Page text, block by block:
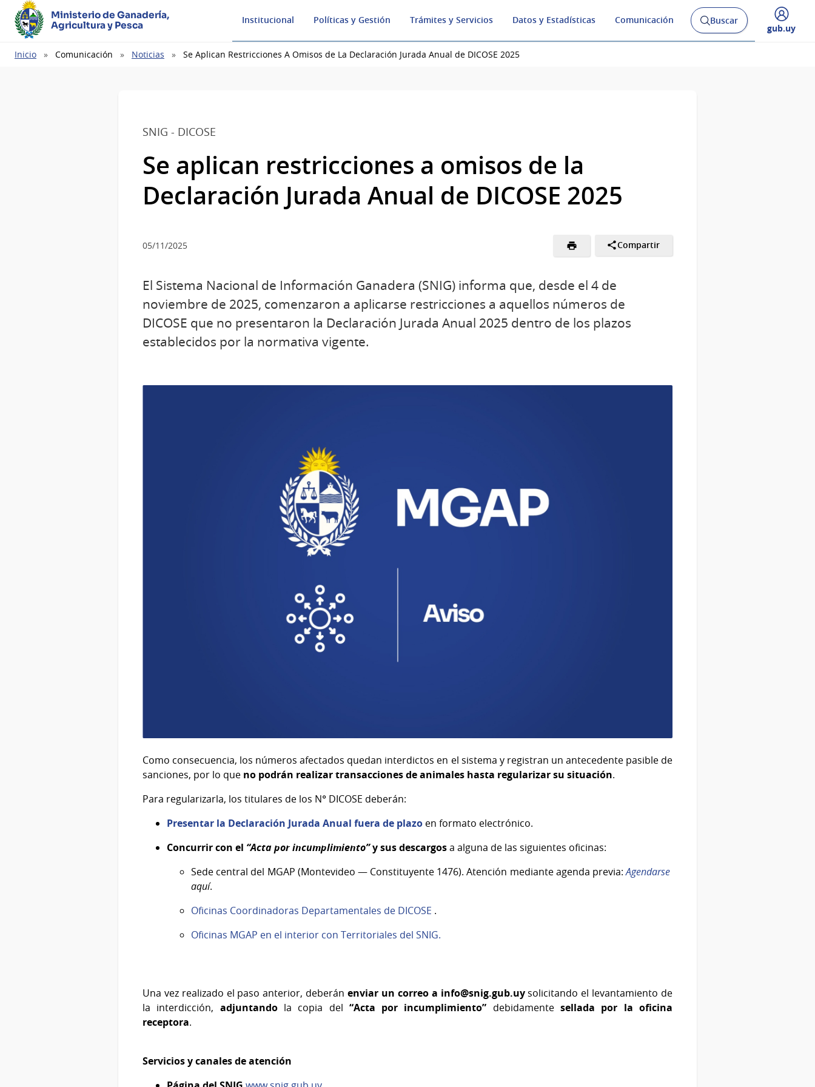
Ministerio de Ganadería,
Agricultura y Pesca
Institucional Políticas y Gestión Trámites y Servicios Datos y Estadísticas Comunicación
Abrir
buscador
Buscar
Desplegar
gub.uy
Ruta
Inicio Comunicación Noticias Se Aplican Restricciones A Omisos de La Declaración Jurada Anual de DICOSE 2025
SNIG - DICOSE
Se aplican restricciones a omisos de la
Declaración Jurada Anual de DICOSE 2025
05/11/2025 Compartir
El Sistema Nacional de Información Ganadera (SNIG) informa que, desde el 4 de
noviembre de 2025, comenzaron a aplicarse restricciones a aquellos números de
DICOSE que no presentaron la Declaración Jurada Anual 2025 dentro de los plazos
establecidos por la normativa vigente.
Como consecuencia, los números afectados quedan interdictos en el sistema y registran un antecedente pasible de
sanciones, por lo que no podrán realizar transacciones de animales hasta regularizar su situación.
Para regularizarla, los titulares de los N° DICOSE deberán:
Presentar la Declaración Jurada Anual fuera de plazo en formato electrónico.
Concurrir con el “Acta por incumplimiento”y sus descargosa alguna de las siguientes oficinas:
Sede central del MGAP (Montevideo — Constituyente 1476). Atención mediante agenda previa:Agendarse
aquí.
Oficinas Coordinadoras Departamentales de DICOSE .
Oficinas MGAP en el interior con Territoriales del SNIG.
Una vez realizado el paso anterior, deberánenviar un correo a info@snig.gub.uy solicitando el levantamiento de
la interdicción, adjuntando la copia del “Acta por incumplimiento” debidamentesellada por la oficina
receptora.
Servicios y canales de atención